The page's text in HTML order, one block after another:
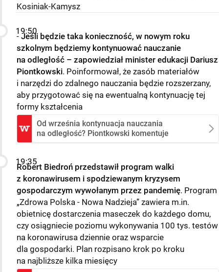
Kosiniak-Kamysz
19:50
- Jeśli będzie taka konieczność, w nowym roku
szkolnym będziemy kontynuować nauczanie
na odległość – zapowiedział minister edukacji Dariusz
Piontkowski. Poinformował, że zasób materiałów
i narzędzi do zdalnego nauczania będzie rozszerzany,
aby przygotować się na ewentualną kontynuację tej
formy kształcenia
Od września kontynuacja nauczania
na odległość? Piontkowski komentuje
19:35
Robert Biedroń przedstawił program walki
z koronawirusem i spodziewanym kryzysem
gospodarczym wywołanym przez pandemię. Program
„Zdrowa Polska - Nowa Nadzieja” zawiera m.in.
obietnicę dostarczenia maseczek do każdego domu,
czy osiągniecie poziomu wykonywania 100 tys. testów
na koronawirusa dziennie oraz wsparcie
dla gospodarki. Plan rozpisano krok po kroku
na najbliższe kilka miesięcy